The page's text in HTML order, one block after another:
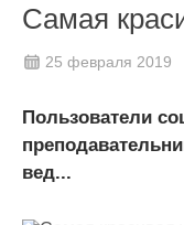
Самая
25 февраля 2019
Пользователи
вед...